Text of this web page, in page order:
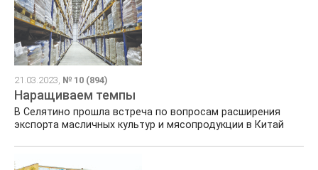
21.03.2023, № 10 (894)
Наращиваем темпы
В Селятино прошла встреча по вопросам расширения
экспорта масличных культур и мясопродукции в Китай